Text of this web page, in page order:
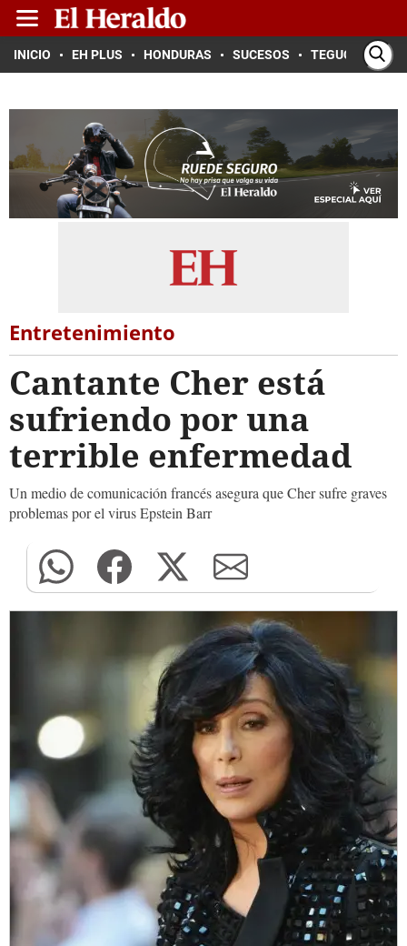
INICIO EH PLUS HONDURAS SUCESOS TEGUCIGALPA
Entretenimiento
Cantante Cher está
sufriendo por una
terrible enfermedad
Un medio de comunicación francés asegura que Cher sufre graves
problemas por el virus Epstein Barr